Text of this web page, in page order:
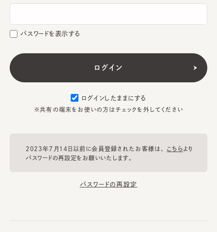
パスワードを表示する
ログインしたままにする
※共有の端末をお使いの方はチェックを外してください
2023年7月14日以前に会員登録されたお客様は、 こちらより
パスワードの再設定をお願いいたします。
パスワードの再設定